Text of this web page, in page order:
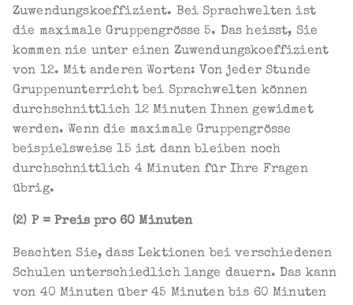
Zuwendungskoeffizient. Bei Sprachwelten ist
die maximale Gruppengrösse 5. Das heisst, Sie
kommen nie unter einen Zuwendungskoeffizient
von 12. Mit anderen Worten: Von jeder Stunde
Gruppenunterricht bei Sprachwelten können
durchschnittlich 12 Minuten Ihnen gewidmet
werden. Wenn die maximale Gruppengrösse
beispielsweise 15 ist dann bleiben noch
durchschnittlich 4 Minuten für Ihre Fragen
übrig.
(2) P = Preis pro 60 Minuten
Beachten Sie, dass Lektionen bei verschiedenen
Schulen unterschiedlich lange dauern. Das kann
von 40 Minuten über 45 Minuten bis 60 Minuten